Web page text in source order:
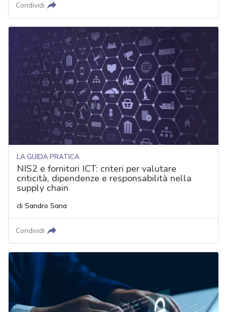
Condividi
LA GUIDA PRATICA
NIS2 e fornitori ICT: criteri per valutare
criticità, dipendenze e responsabilità nella
supply chain
di Sandro Sana
Condividi